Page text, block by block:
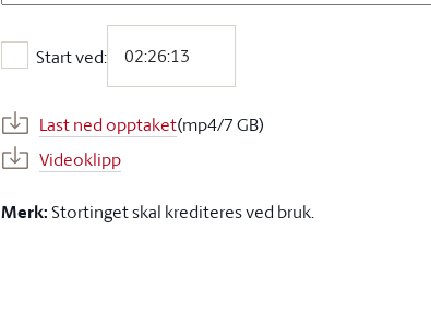
Start ved:
Start ved:
Last ned opptaket(mp4/7 GB)
Videoklipp
Merk:Stortinget skal krediteres ved bruk.